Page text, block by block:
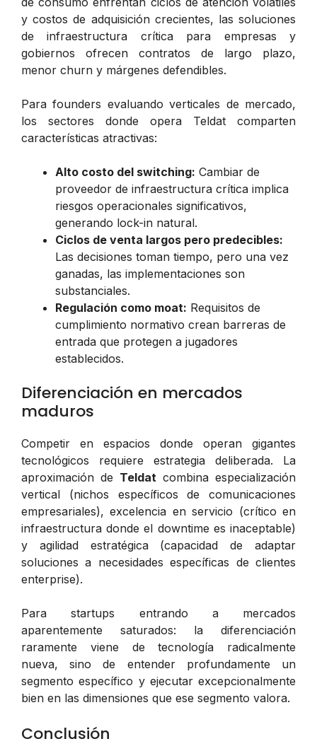
y costos de adquisición crecientes, las soluciones
de infraestructura crítica para empresas y
gobiernos ofrecen contratos de largo plazo,
menor churn y márgenes defendibles.
Para founders evaluando verticales de mercado,
los sectores donde opera Teldat comparten
características atractivas:
Alto costo del switching: Cambiar de
proveedor de infraestructura crítica implica
riesgos operacionales significativos,
generando lock-in natural.
Ciclos de venta largos pero predecibles:
Las decisiones toman tiempo, pero una vez
ganadas, las implementaciones son
substanciales.
Regulación como moat: Requisitos de
cumplimiento normativo crean barreras de
entrada que protegen a jugadores
establecidos.
Diferenciación en mercados
maduros
Competir en espacios donde operan gigantes
tecnológicos requiere estrategia deliberada. La
aproximación de Teldat combina especialización
vertical (nichos específicos de comunicaciones
empresariales), excelencia en servicio (crítico en
infraestructura donde el downtime es inaceptable)
y agilidad estratégica (capacidad de adaptar
soluciones a necesidades específicas de clientes
enterprise).
Para startups entrando a mercados
aparentemente saturados: la diferenciación
raramente viene de tecnología radicalmente
nueva, sino de entender profundamente un
segmento específico y ejecutar excepcionalmente
bien en las dimensiones que ese segmento valora.
Conclusión